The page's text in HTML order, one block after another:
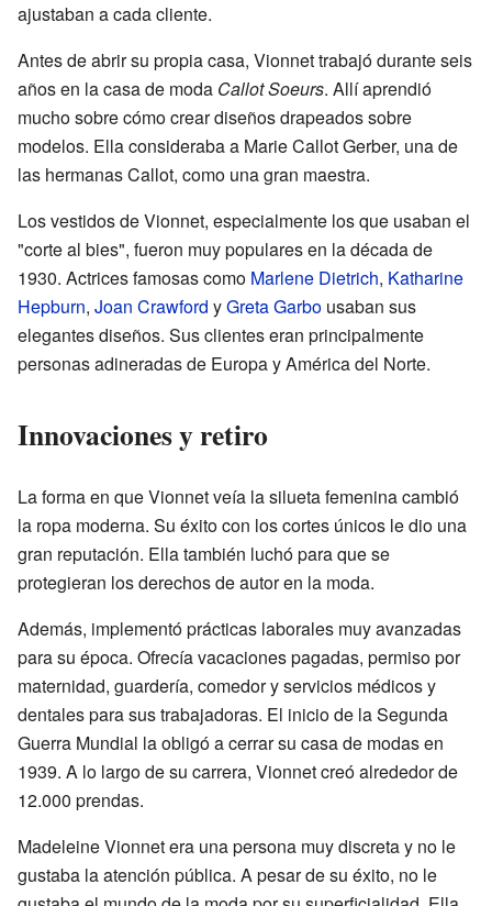
ajustaban a cada cliente.
Antes de abrir su propia casa, Vionnet trabajó durante seis
años en la casa de moda Callot Soeurs. Allí aprendió
mucho sobre cómo crear diseños drapeados sobre
modelos. Ella consideraba a Marie Callot Gerber, una de
las hermanas Callot, como una gran maestra.
Los vestidos de Vionnet, especialmente los que usaban el
"corte al bies", fueron muy populares en la década de
1930. Actrices famosas como Marlene Dietrich, Katharine
Hepburn, Joan Crawford yGreta Garbo usaban sus
elegantes diseños. Sus clientes eran principalmente
personas adineradas de Europa y América del Norte.
Innovaciones y retiro
La forma en que Vionnet veía la silueta femenina cambió
la ropa moderna. Su éxito con los cortes únicos le dio una
gran reputación. Ella también luchó para que se
protegieran los derechos de autor en la moda.
Además, implementó prácticas laborales muy avanzadas
para su época. Ofrecía vacaciones pagadas, permiso por
maternidad, guardería, comedor y servicios médicos y
dentales para sus trabajadoras. El inicio de la Segunda
Guerra Mundial la obligó a cerrar su casa de modas en
1939. A lo largo de su carrera, Vionnet creó alrededor de
12.000 prendas.
Madeleine Vionnet era una persona muy discreta y no le
gustaba la atención pública. A pesar de su éxito, no le